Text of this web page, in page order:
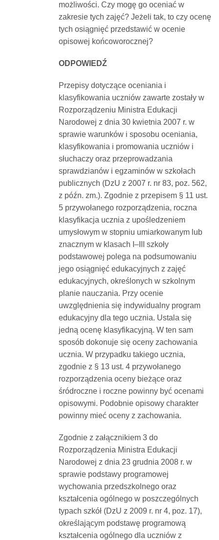
możliwości. Czy mogę go oceniać w
zakresie tych zajęć? Jeżeli tak, to czy ocenę
tych osiągnięć przedstawić w ocenie
opisowej końcoworocznej?
ODPOWIEDŹ
Przepisy dotyczące oceniania i
klasyfikowania uczniów zawarte zostały w
Rozporządzeniu Ministra Edukacji
Narodowej z dnia 30 kwietnia 2007 r. w
sprawie warunków i sposobu oceniania,
klasyfikowania i promowania uczniów i
słuchaczy oraz przeprowadzania
sprawdzianów i egzaminów w szkołach
publicznych (DzU z 2007 r. nr 83, poz. 562,
z późn. zm.). Zgodnie z przepisem § 11 ust.
5 przywołanego rozporządzenia, roczna
klasyfikacja ucznia z upośledzeniem
umysłowym w stopniu umiarkowanym lub
znacznym w klasach I–III szkoły
podstawowej polega na podsumowaniu
jego osiągnięć edukacyjnych z zajęć
edukacyjnych, określonych w szkolnym
planie nauczania. Przy ocenie
uwzględnienia się indywidualny program
edukacyjny dla tego ucznia. Ustala się
jedną ocenę klasyfikacyjną. W ten sam
sposób dokonuje się oceny zachowania
ucznia. W przypadku takiego ucznia,
zgodnie z § 13 ust. 4 przywołanego
rozporządzenia oceny bieżące oraz
śródroczne i roczne powinny być ocenami
opisowymi. Podobnie opisowy charakter
powinny mieć oceny z zachowania.
Zgodnie z załącznikiem 3 do
Rozporządzenia Ministra Edukacji
Narodowej z dnia 23 grudnia 2008 r. w
sprawie podstawy programowej
wychowania przedszkolnego oraz
kształcenia ogólnego w poszczególnych
typach szkół (DzU z 2009 r. nr 4, poz. 17),
określającym podstawę programową
kształcenia ogólnego dla uczniów z